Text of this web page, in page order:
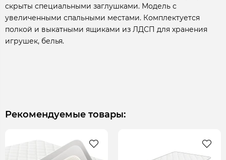
скрыты специальными заглушками. Модель с
увеличенными спальными местами. Комплектуется
полкой и выкатными ящиками из ЛДСП для хранения
игрушек, белья.
Рекомендуемые товары: